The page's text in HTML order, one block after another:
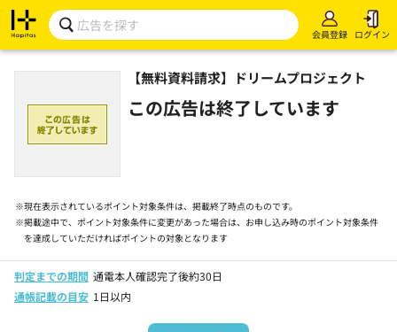
会員登録 ログイン
【無料資料請求】ドリームプロジェクト
この広告は終了しています
※現在表示されているポイント対象条件は、掲載終了時点のものです。
※掲載途中で、ポイント対象条件に変更があった場合は、お申し込み時のポイント対象条件
を達成していただければポイントの対象となります
判定までの期間 通電本人確認完了後約30日
通帳記載の目安 1日以内